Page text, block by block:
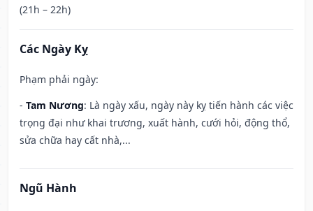
(21h – 22h)
Các Ngày Kỵ
Phạm phải ngày:
- Tam Nương: Là ngày xấu, ngày này kỵ tiến hành các việc
trọng đại như khai trương, xuất hành, cưới hỏi, động thổ,
sửa chữa hay cất nhà,...
Ngũ Hành